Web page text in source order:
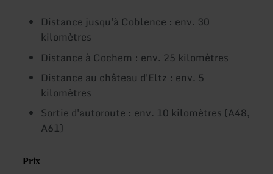
Distance jusqu'à Coblence : env. 30
kilomètres
Distance à Cochem : env. 25 kilomètres
Distance au château d'Eltz : env. 5
kilomètres
Sortie d'autoroute : env. 10 kilomètres (A48,
A61)
Prix